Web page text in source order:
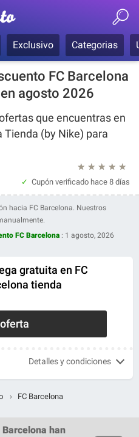
Exclusivo Categorias
FC Barcelona
agosto 2026
que encuentras en
Tienda (by Nike) para
★
★
★
★
★
Cupón verificado hace 8 días
hacia FC Barcelona. Nuestros
FC Barcelona : 1 agosto, 2026
gratuita en FC
tienda
Detalles y condiciones
› FC Barcelona
han